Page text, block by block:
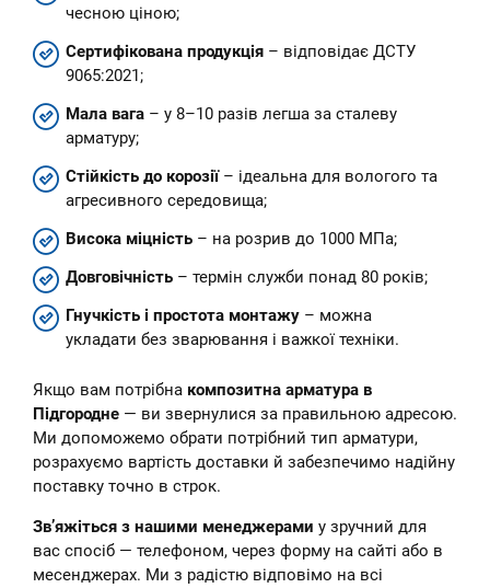
чесною ціною;
Сертифікована продукція – відповідає ДСТУ
9065:2021;
Мала вага – у 8–10 разів легша за сталеву
арматуру;
Стійкість до корозії– ідеальна для вологого та
агресивного середовища;
Висока міцність – на розрив до 1000 МПа;
Довговічність – термін служби понад 80 років;
Гнучкість і простота монтажу – можна
укладати без зварювання і важкої техніки.
Якщо вам потрібна композитна арматура в
Підгородне — ви звернулися за правильною адресою.
Ми допоможемо обрати потрібний тип арматури,
розрахуємо вартість доставки й забезпечимо надійну
поставку точно в строк.
Зв’яжіться з нашими менеджерами у зручний для
вас спосіб — телефоном, через форму на сайті або в
месенджерах. Ми з радістю відповімо на всі